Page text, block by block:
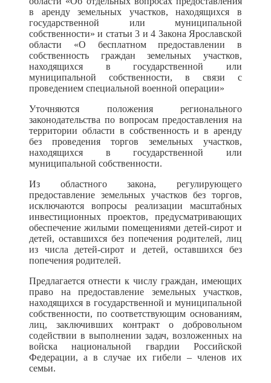
в аренду земельных участков, находящихся в
государственной или муниципальной
собственности» и статьи 3 и 4 Закона Ярославской
области «О бесплатном предоставлении в
собственность граждан земельных участков,
находящихся в государственной или
муниципальной собственности, в связи с
проведением специальной военной операции»
Уточняются положения регионального
законодательства по вопросам предоставления на
территории области в собственность и в аренду
без проведения торгов земельных участков,
находящихся в государственной или
муниципальной собственности.
Из областного закона, регулирующего
предоставление земельных участков без торгов,
исключаются вопросы реализации масштабных
инвестиционных проектов, предусматривающих
обеспечение жилыми помещениями детей-сирот и
детей, оставшихся без попечения родителей, лиц
из числа детей-сирот и детей, оставшихся без
попечения родителей.
Предлагается отнести к числу граждан, имеющих
право на предоставление земельных участков,
находящихся в государственной и муниципальной
собственности, по соответствующим основаниям,
лиц, заключивших контракт о добровольном
содействии в выполнении задач, возложенных на
войска национальной гвардии Российской
Федерации, а в случае их гибели – членов их
семьи.